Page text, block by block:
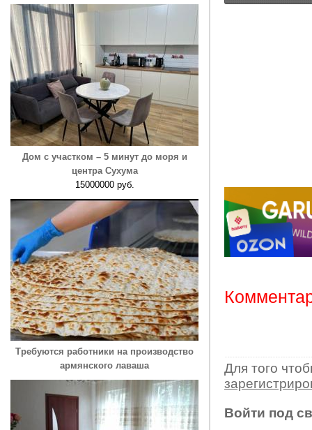
Дом с участком – 5 минут до моря и
центра Сухума
15000000 руб.
Требуются работники на производство
армянского лаваша
Для того
Войти под